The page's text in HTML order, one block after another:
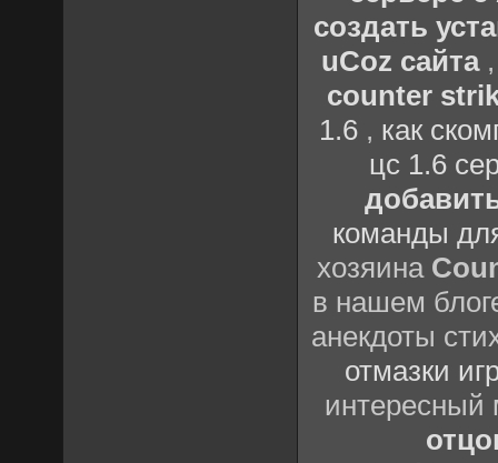
создать
uCoz сайта
counter
1.6, как
цс 1.6
команды
хозяина
в нашем
анекдоты
отмазки
интересный